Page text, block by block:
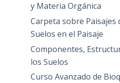
y Materia Orgánica
Carpeta sobre Paisajes
Suelos en el Paisaje
Componentes,
los Suelos
Curso Avanzado de